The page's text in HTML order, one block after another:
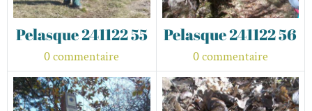
Pelasque 241122 55
0 commentaire
Pelasque 241122 56
0 commentaire